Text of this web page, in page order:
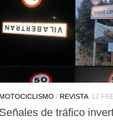
MOTOCICLISMO / REVISTA 12
Señales de tráfico